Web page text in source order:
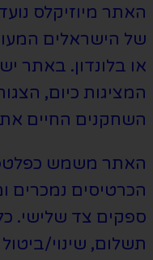
האתר מיוזיקלס
של הישראלים
או בלונדון. באתר
המציגות כיום,
השחקנים החיים את
האתר משמש
הכרטיסים נמכרים
ספקים צד שלישי.
תשלום, שינוי/